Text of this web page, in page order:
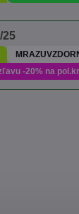
25
-20% na